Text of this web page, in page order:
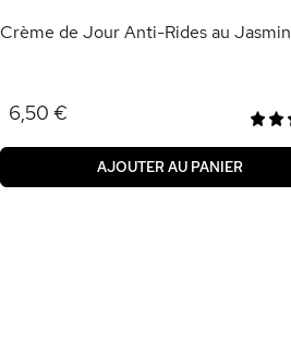
Crème de Jour Anti-Rides au Jasmin
6,50 €
AJOUTER AU PANIER